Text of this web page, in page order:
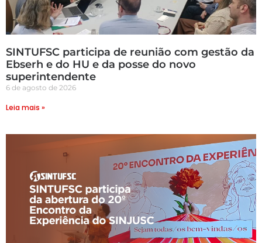
SINTUFSC participa de reunião com gestão da
Ebserh e do HU e da posse do novo
superintendente
6 de agosto de 2026
Leia mais »